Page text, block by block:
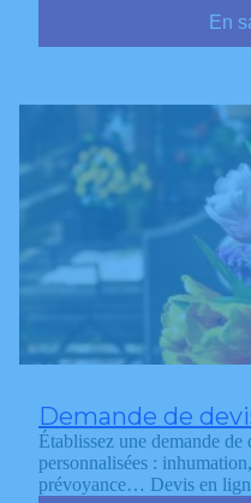
En
Demande de
Établissez une demande de
personnalisées :
prévoyance… Devis en